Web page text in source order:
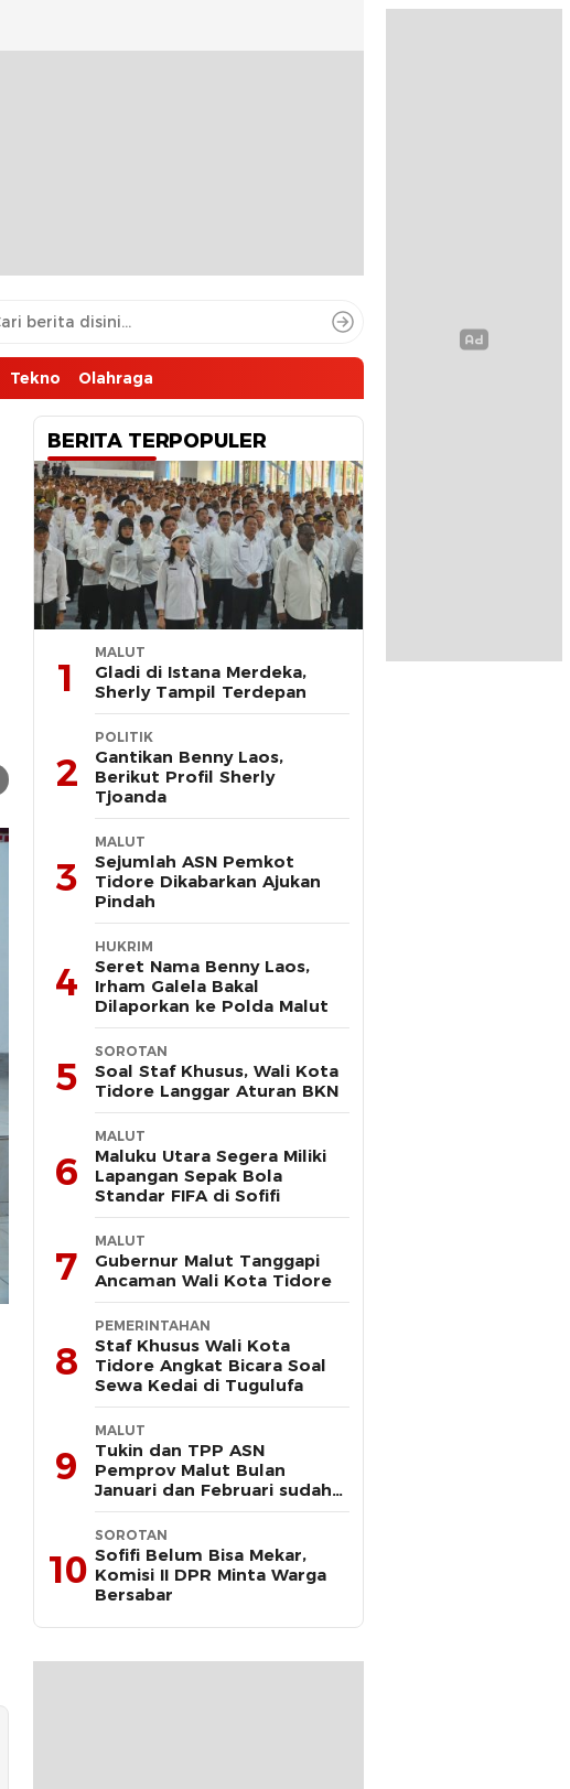
Tekno Olahraga
BERITA TERPOPULER
1
MALUT
Gladi di Istana Merdeka,
Sherly Tampil Terdepan
2
POLITIK
Gantikan Benny Laos,
Berikut Profil Sherly
Tjoanda
3
MALUT
Sejumlah ASN Pemkot
Tidore Dikabarkan Ajukan
Pindah
4
HUKRIM
Seret Nama Benny Laos,
Irham Galela Bakal
Dilaporkan ke Polda Malut
5
SOROTAN
Soal Staf Khusus, Wali Kota
Tidore Langgar Aturan BKN
6
MALUT
Maluku Utara Segera Miliki
Lapangan Sepak Bola
Standar FIFA di Sofifi
7
MALUT
Gubernur Malut Tanggapi
Ancaman Wali Kota Tidore
8
PEMERINTAHAN
Staf Khusus Wali Kota
Tidore Angkat Bicara Soal
Sewa Kedai di Tugulufa
9
MALUT
Tukin dan TPP ASN
Pemprov Malut Bulan
Januari dan Februari sudah
Diteken Gubernur
10
SOROTAN
Sofifi Belum Bisa Mekar,
Komisi II DPR Minta Warga
Bersabar